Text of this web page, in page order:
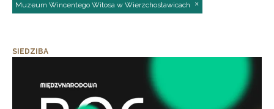
Muzeum Wincentego Witosa w Wierzchosławicach
SIEDZIBA